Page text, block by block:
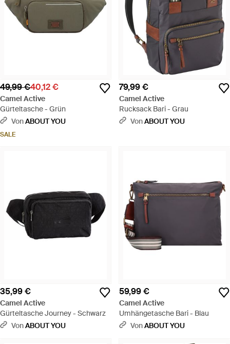
49,99 €40,12 €
Camel Active
Gürteltasche - Grün
VonABOUT YOU
SALE
79,99 €
Camel Active
Rucksack Bari - Grau
VonABOUT YOU
35,99 €
Camel Active
Gürteltasche Journey - Schwarz
VonABOUT YOU
59,99 €
Camel Active
Umhängetasche Bari - Blau
VonABOUT YOU